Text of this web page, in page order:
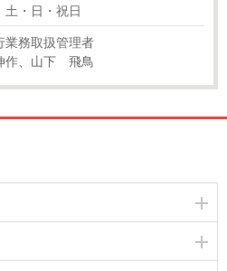
土・日・祝日
業務取扱管理者
、山下 飛鳥